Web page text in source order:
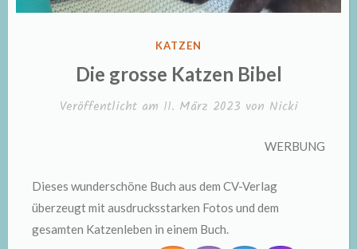
VERÖFFENTLICHT
KATZEN
Die grosse Katzen Bibel
Veröffentlicht am 11. März 2023 von Nicki
WERBUNG
Dieses wunderschöne Buch aus dem CV-Verlag
überzeugt mit ausdrucksstarken Fotos und dem
gesamten Katzenleben in einem Buch.